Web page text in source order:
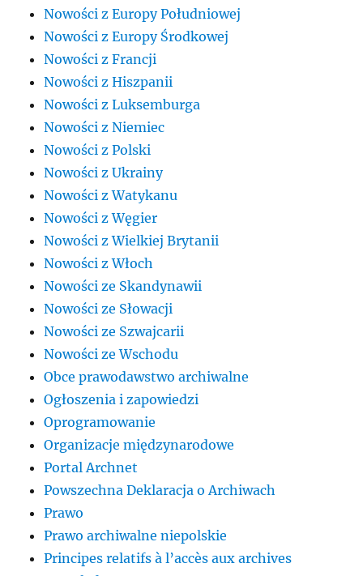
Nowości z Europy Południowej
Nowości z Europy Środkowej
Nowości z Francji
Nowości z Hiszpanii
Nowości z Luksemburga
Nowości z Niemiec
Nowości z Polski
Nowości z Ukrainy
Nowości z Watykanu
Nowości z Węgier
Nowości z Wielkiej Brytanii
Nowości z Włoch
Nowości ze Skandynawii
Nowości ze Słowacji
Nowości ze Szwajcarii
Nowości ze Wschodu
Obce prawodawstwo archiwalne
Ogłoszenia i zapowiedzi
Oprogramowanie
Organizacje międzynarodowe
Portal Archnet
Powszechna Deklaracja o Archiwach
Prawo
Prawo archiwalne niepolskie
Principes relatifs à l’accès aux archives